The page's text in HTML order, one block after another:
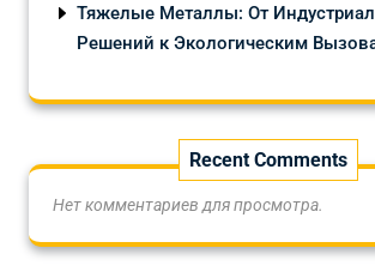
Тяжелые Металлы: От
Решений к Экологическим
Recent Comments
Нет комментариев для просмотра.